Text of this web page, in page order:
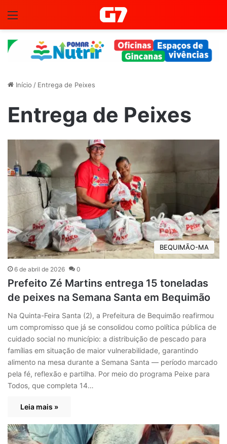
Início / Entrega de Peixes
Entrega de Peixes
BEQUIMÃO-MA
6 de abril de 2026 0
Prefeito Zé Martins entrega 15 toneladas
de peixes na Semana Santa em Bequimão
Na Quinta-Feira Santa (2), a Prefeitura de Bequimão reafirmou
um compromisso que já se consolidou como política pública de
cuidado social no município: a distribuição de pescado para
famílias em situação de maior vulnerabilidade, garantindo
alimento na mesa durante a Semana Santa — período marcado
pela fé, reflexão e partilha. Por meio do programa Peixe para
Todos, que completa 14…
Leia mais »